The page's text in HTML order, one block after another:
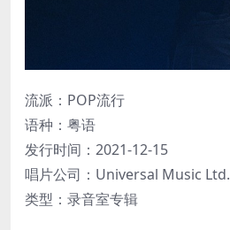
流派：POP流行
语种：粤语
发行时间：2021-12-15
唱片公司：Universal Music Ltd.
类型：录音室专辑